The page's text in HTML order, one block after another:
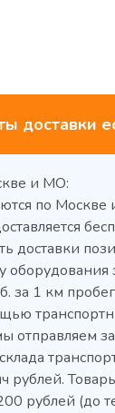
шкаф
3,5
доставки
и МО:
по
доставки
за 1 км
отправляем
рублей.
рублей (до